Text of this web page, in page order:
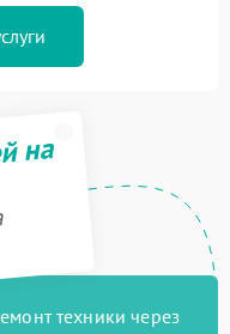
на
техники через